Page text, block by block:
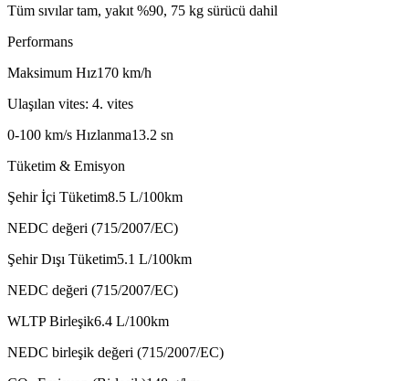
Tüm sıvılar tam, yakıt %90, 75 kg sürücü dahil
Performans
Maksimum Hız170 km/h
Ulaşılan vites: 4. vites
0-100 km/s Hızlanma13.2 sn
Tüketim & Emisyon
Şehir İçi Tüketim8.5 L/100km
NEDC değeri (715/2007/EC)
Şehir Dışı Tüketim5.1 L/100km
NEDC değeri (715/2007/EC)
WLTP Birleşik6.4 L/100km
NEDC birleşik değeri (715/2007/EC)